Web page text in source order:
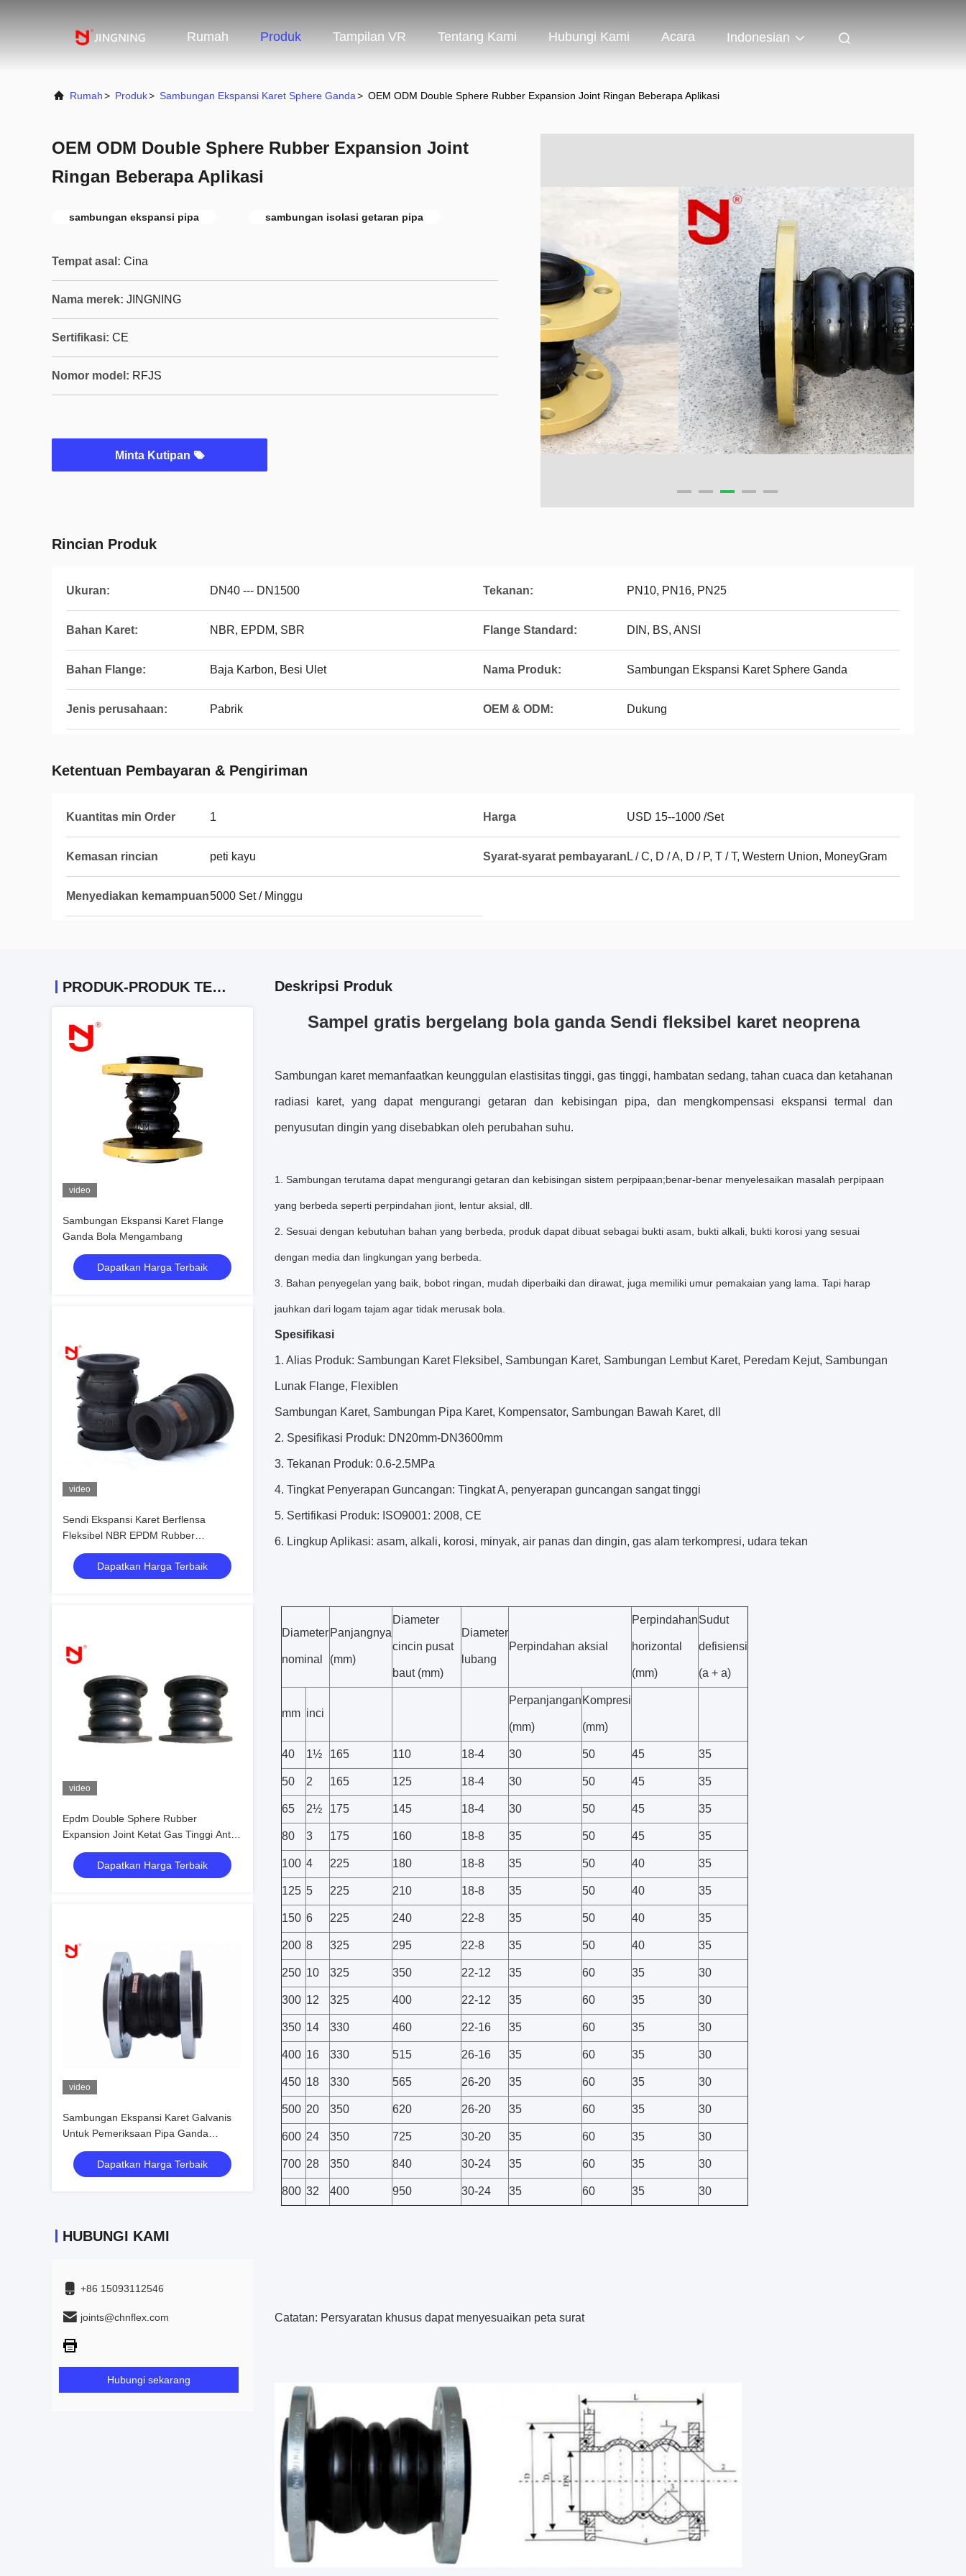
Rumah Produk Tampilan VR Tentang Kami Hubungi Kami Acara Indonesian
Rumah> Produk> Sambungan Ekspansi Karet Sphere Ganda> OEM ODM Double Sphere Rubber Expansion Joint Ringan Beberapa Aplikasi
OEM ODM Double Sphere Rubber Expansion Joint
Ringan Beberapa Aplikasi
sambungan ekspansi pipa sambungan isolasi getaran pipa
Tempat asal: Cina
Nama merek: JINGNING
Sertifikasi: CE
Nomor model: RFJS
Minta Kutipan
Rincian Produk
Ukuran: DN40 --- DN1500 Tekanan: PN10, PN16, PN25
Bahan Karet: NBR, EPDM, SBR Flange Standard: DIN, BS, ANSI
Bahan Flange: Baja Karbon, Besi Ulet Nama Produk: Sambungan Ekspansi Karet Sphere Ganda
Jenis perusahaan: Pabrik OEM & ODM: Dukung
Ketentuan Pembayaran & Pengiriman
Kuantitas min Order 1 Harga USD 15--1000 /Set
Kemasan rincian peti kayu Syarat-syarat pembayaran L / C, D / A, D / P, T / T, Western Union, MoneyGram
Menyediakan kemampuan5000 Set / Minggu
PRODUK-PRODUK TERKAIT
video
Sambungan Ekspansi Karet Flange
Ganda Bola Mengambang
Dapatkan Harga Terbaik
video
Sendi Ekspansi Karet Berflensa
Fleksibel NBR EPDM Rubber
Compensator DN20mm-DN3600mm
Dapatkan Harga Terbaik
video
Epdm Double Sphere Rubber
Expansion Joint Ketat Gas Tinggi Anti
Korosi
Dapatkan Harga Terbaik
video
Sambungan Ekspansi Karet Galvanis
Untuk Pemeriksaan Pipa Ganda
Lengkungan Multilayer
Dapatkan Harga Terbaik
HUBUNGI KAMI
+86 15093112546
joints@chnflex.com
Hubungi sekarang
Deskripsi Produk
Sampel gratis bergelang bola ganda Sendi fleksibel karet neoprena
Sambungan karet memanfaatkan keunggulan elastisitas tinggi, gas tinggi, hambatan sedang, tahan cuaca dan ketahanan
radiasi karet, yang dapat mengurangi getaran dan kebisingan pipa, dan mengkompensasi ekspansi termal dan
penyusutan dingin yang disebabkan oleh perubahan suhu.
1. Sambungan terutama dapat mengurangi getaran dan kebisingan sistem perpipaan;benar-benar menyelesaikan masalah perpipaan
yang berbeda seperti perpindahan jiont, lentur aksial, dll.
2. Sesuai dengan kebutuhan bahan yang berbeda, produk dapat dibuat sebagai bukti asam, bukti alkali, bukti korosi yang sesuai
dengan media dan lingkungan yang berbeda.
3. Bahan penyegelan yang baik, bobot ringan, mudah diperbaiki dan dirawat, juga memiliki umur pemakaian yang lama. Tapi harap
jauhkan dari logam tajam agar tidak merusak bola.
Spesifikasi
1. Alias ​​Produk: Sambungan Karet Fleksibel, Sambungan Karet, Sambungan Lembut Karet, Peredam Kejut, Sambungan
Lunak Flange, Flexiblen
Sambungan Karet, Sambungan Pipa Karet, Kompensator, Sambungan Bawah Karet, dll
2. Spesifikasi Produk: DN20mm-DN3600mm
3. Tekanan Produk: 0.6-2.5MPa
4. Tingkat Penyerapan Guncangan: Tingkat A, penyerapan guncangan sangat tinggi
5. Sertifikasi Produk: ISO9001: 2008, CE
6. Lingkup Aplikasi: asam, alkali, korosi, minyak, air panas dan dingin, gas alam terkompresi, udara tekan
Diameter
nominal
Panjangnya
(mm)
Diameter
cincin pusat
baut (mm)
Diameter
lubang
Perpindahan aksial
Perpindahan
horizontal
(mm)
Sudut
defisiensi
(a + a)
mm inci
Perpanjangan
(mm)
Kompresi
(mm)
40 1½ 165 110 18-4 30 50 45 35
50 2 165 125 18-4 30 50 45 35
65 2½ 175 145 18-4 30 50 45 35
80 3 175 160 18-8 35 50 45 35
100 4 225 180 18-8 35 50 40 35
125 5 225 210 18-8 35 50 40 35
150 6 225 240 22-8 35 50 40 35
200 8 325 295 22-8 35 50 40 35
250 10 325 350 22-12 35 60 35 30
300 12 325 400 22-12 35 60 35 30
350 14 330 460 22-16 35 60 35 30
400 16 330 515 26-16 35 60 35 30
450 18 330 565 26-20 35 60 35 30
500 20 350 620 26-20 35 60 35 30
600 24 350 725 30-20 35 60 35 30
700 28 350 840 30-24 35 60 35 30
800 32 400 950 30-24 35 60 35 30
Catatan: Persyaratan khusus dapat menyesuaikan peta surat